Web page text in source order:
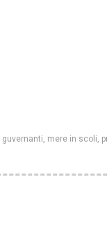
guvernanti, mere in scoli,